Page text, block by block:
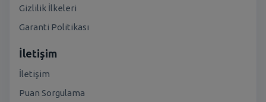
Gizlilik İlkeleri
Garanti Politikası
İletişim
İletişim
Puan Sorgulama